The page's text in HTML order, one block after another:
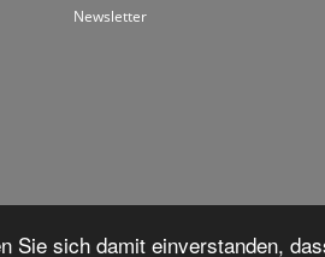
Sie sich damit einverstanden,
Newsletter